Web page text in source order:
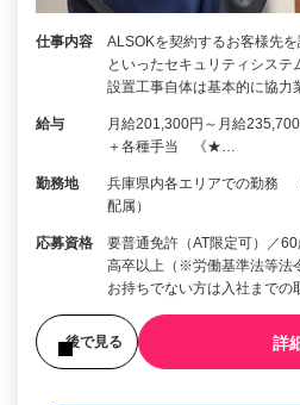
仕事内容
ALSOKを契約するお客様先
といったセキュリティシステ
設置工事自体は基本的に協力
給与
月給201,300円～月給
＋各種手当 《★…
勤務地
兵庫県内各エリアでの勤務
配属）
応募資格
要普通免許（AT限定可）／
高卒以上（※労働基準法等法
お持ちでない方は入社までの
後で見る 詳